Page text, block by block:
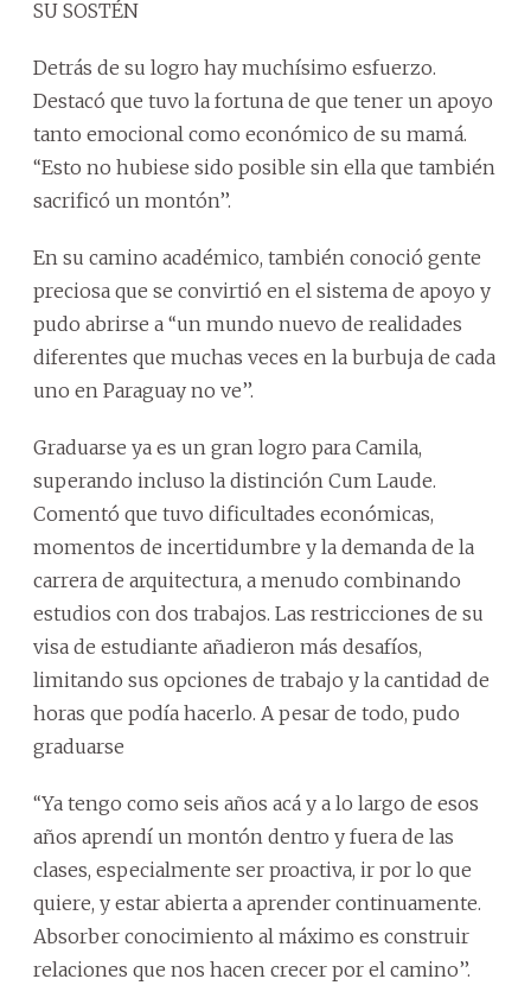
SU SOSTÉN
Detrás de su logro hay muchísimo esfuerzo.
Destacó que tuvo la fortuna de que tener un apoyo
tanto emocional como económico de su mamá.
‘‘Esto no hubiese sido posible sin ella que también
sacrificó un montón’’.
En su camino académico, también conoció gente
preciosa que se convirtió en el sistema de apoyo y
pudo abrirse a ‘‘un mundo nuevo de realidades
diferentes que muchas veces en la burbuja de cada
uno en Paraguay no ve’’.
Graduarse ya es un gran logro para Camila,
superando incluso la distinción Cum Laude.
Comentó que tuvo dificultades económicas,
momentos de incertidumbre y la demanda de la
carrera de arquitectura, a menudo combinando
estudios con dos trabajos. Las restricciones de su
visa de estudiante añadieron más desafíos,
limitando sus opciones de trabajo y la cantidad de
horas que podía hacerlo. A pesar de todo, pudo
graduarse
‘‘Ya tengo como seis años acá y a lo largo de esos
años aprendí un montón dentro y fuera de las
clases, especialmente ser proactiva, ir por lo que
quiere, y estar abierta a aprender continuamente.
Absorber conocimiento al máximo es construir
relaciones que nos hacen crecer por el camino’’.